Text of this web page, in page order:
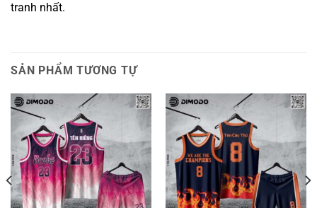
tranh nhất.
SẢN PHẨM TƯƠNG TỰ